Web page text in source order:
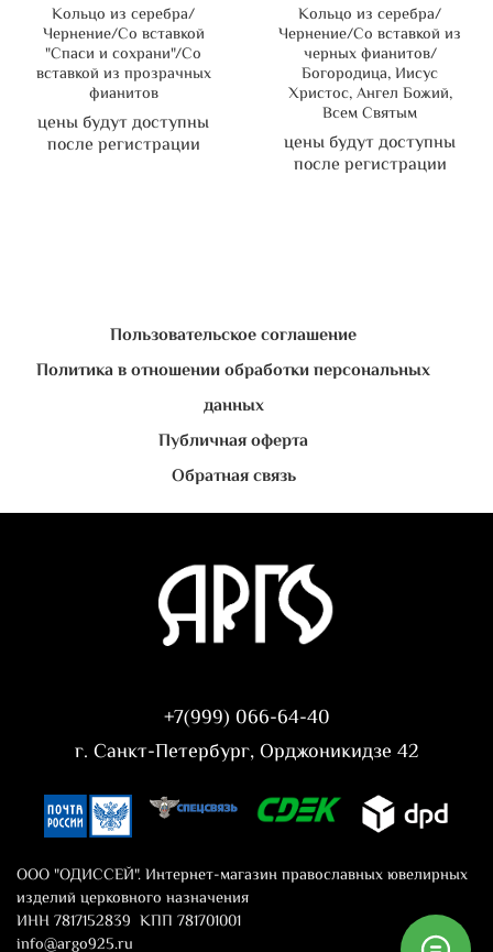
Кольцо из серебра/
Чернение/Со вставкой
"Спаси и сохрани"/Со
вставкой из прозрачных
фианитов
цены будут доступны
после регистрации
Кольцо из серебра/
Чернение/Со вставкой из
черных фианитов/
Богородица, Иисус
Христос, Ангел Божий,
Всем Святым
цены будут доступны
после регистрации
Пользовательское соглашение
Политика в отношении обработки персональных
данных
Публичная оферта
Обратная связь
+7(999) 066-64-40
г. Санкт-Петербург, Орджоникидзе 42
ООО "ОДИССЕЙ". Интернет-магазин православных ювелирных
изделий церковного назначения
ИНН 7817152839 КПП 781701001
info@argo925.ru